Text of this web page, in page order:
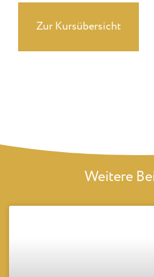
Zur Kursübersicht
Weitere